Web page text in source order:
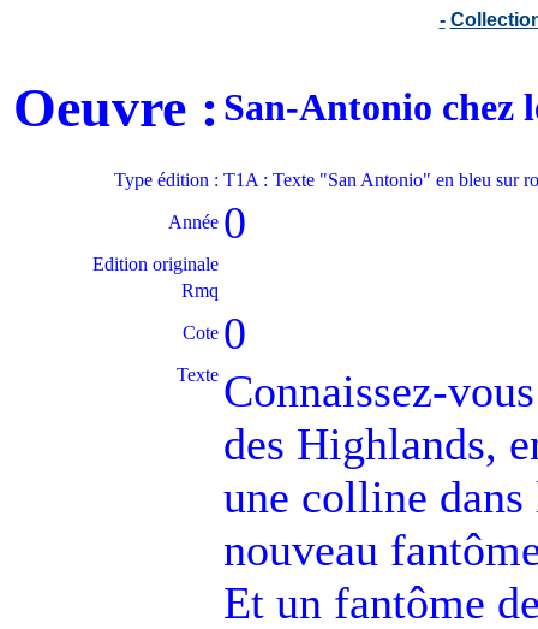
-
Oeuvre : San-Antonio chez
Type édition : T1A : Texte "San Antonio" en bleu sur
Année 0
Edition originale
Rmq
Cote 0
Texte Connaissez-
des Highlands,
une colline
nouveau
Et un fantôme